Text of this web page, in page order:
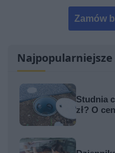
Zamów
Studnia
zł? O